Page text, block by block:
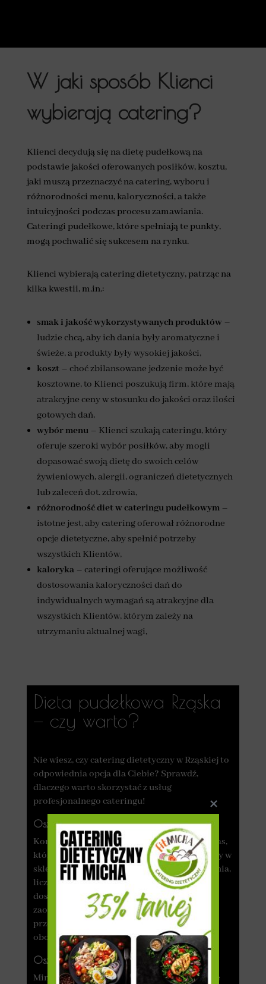
W jaki sposób Klienci
wybierają catering?
Klienci decydują się na dietę pudełkową na
podstawie jakości oferowanych posiłków, kosztu,
jaki muszą przeznaczyć na catering, wyboru i
różnorodności menu, kaloryczności, a także
intuicyjności podczas procesu zamawiania.
Cateringi pudełkowe, które spełniają te punkty,
mogą pochwalić się sukcesem na rynku.
Klienci wybierają catering dietetyczny, patrząc na
kilka kwestii, m.in.:
smak i jakość wykorzystywanych produktów –
ludzie chcą, aby ich dania były aromatyczne i
świeże, a produkty były wysokiej jakości,
koszt– choć zbilansowane jedzenie może być
kosztowne, to Klienci poszukują firm, które mają
atrakcyjne ceny w stosunku do jakości oraz ilości
gotowych dań,
wybór menu– Klienci szukają cateringu, który
oferuje szeroki wybór posiłków, aby mogli
dopasować swoją dietę do swoich celów
żywieniowych, alergii, ograniczeń dietetycznych
lub zaleceń dot. zdrowia,
różnorodność dietw cateringu pudełkowym–
istotne jest, aby catering oferował różnorodne
opcje dietetyczne, aby spełnić potrzeby
wszystkich Klientów,
kaloryka– cateringi oferujące możliwość
dostosowania kaloryczności dań do
indywidualnych wymagań są atrakcyjne dla
wszystkich Klientów, którym zależy na
utrzymaniu aktualnej wagi,
Dieta pudełkowa Rząska
— czy warto?
Nie wiesz, czy catering dietetyczny w Rząskiej to
odpowiednia opcja dla Ciebie? Sprawdź,
dlaczego warto skorzystać z usług
profesjonalnego cateringu!
Oszczędność czasu
Korzystając z usług cateringu, oszczędzasz czas,
który standardowo trzeba poświęcić na wizyty w
sklepie spożywczym, przygotowywanie jedzenia,
liczenie kalorii oraz zmywanie. Catering
dostarcza zdrowe dania, co pozwala
zaoszczędzić bonusowy czas, który możesz
przeznaczyć na wykonywanie innych
obowiązków lub relaks.
Oszczędność kosztów
Mimo że cena zestawu dań na cały dzień może